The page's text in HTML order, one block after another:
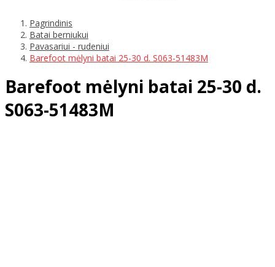
Pagrindinis
Batai berniukui
Pavasariui - rudeniui
Barefoot mėlyni batai 25-30 d. S063-51483M
Barefoot mėlyni batai 25-30 d.
S063-51483M